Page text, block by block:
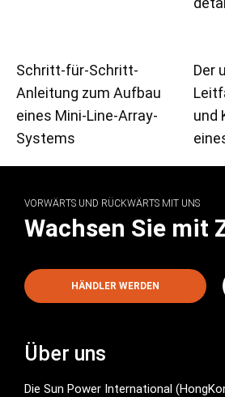
Schritt-für-Schritt-
Anleitung zum Aufbau
eines Mini-Line-Array-
Systems
Der
und
VORWÄRTS UND RÜCKWÄRTS MIT UNS
Wachsen Sie mit
HÄNDLER WERDEN
Über uns
Die Sun Power International